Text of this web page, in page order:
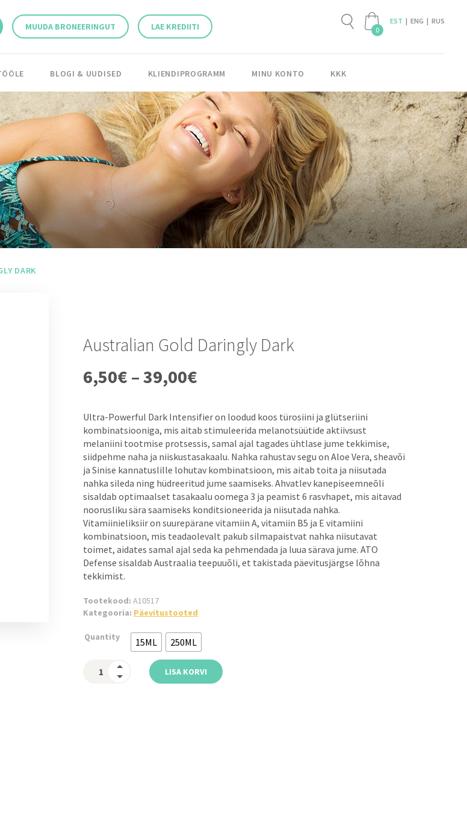
MUUDA BRONEERINGUT LAE KREDIITI 0
EST ENG RUS
BLOGI & UUDISED KLIENDIPROGRAMM MINU KONTO KKK
DARK
Australian Gold Daringly Dark
6,50€ –39,00€
Ultra-Powerful Dark Intensifier on loodud koos türosiini ja glütseriini
kombinatsiooniga, mis aitab stimuleerida melanotsüütide aktiivsust
melaniini tootmise protsessis, samal ajal tagades ühtlase jume tekkimise,
siidpehme naha ja niiskustasakaalu. Nahka rahustav segu on Aloe Vera, sheavõi
ja Sinise kannatuslille lohutav kombinatsioon, mis aitab toita ja niisutada
nahka sileda ning hüdreeritud jume saamiseks. Ahvatlev kanepiseemneõli
sisaldab optimaalset tasakaalu oomega 3 ja peamist 6 rasvhapet, mis aitavad
noorusliku sära saamiseks konditsioneerida ja niisutada nahka.
Vitamiinieliksiir on suurepärane vitamiin A, vitamiin B5 ja E vitamiini
kombinatsioon, mis teadaolevalt pakub silmapaistvat nahka niisutavat
toimet, aidates samal ajal seda ka pehmendada ja luua särava jume. ATO
Defense sisaldab Austraalia teepuuõli, et takistada päevitusjärgse lõhna
tekkimist.
Tootekood:A10517
Kategooria: Päevitustooted
Quantity 15ML 250ML
LISA KORVI